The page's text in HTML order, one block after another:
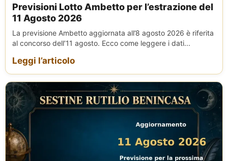
Previsioni Lotto Ambetto per l’estrazione del
11 Agosto 2026
La previsione Ambetto aggiornata all’8 agosto 2026 è riferita
al concorso dell’11 agosto. Ecco come leggere i dati...
Leggi l’articolo